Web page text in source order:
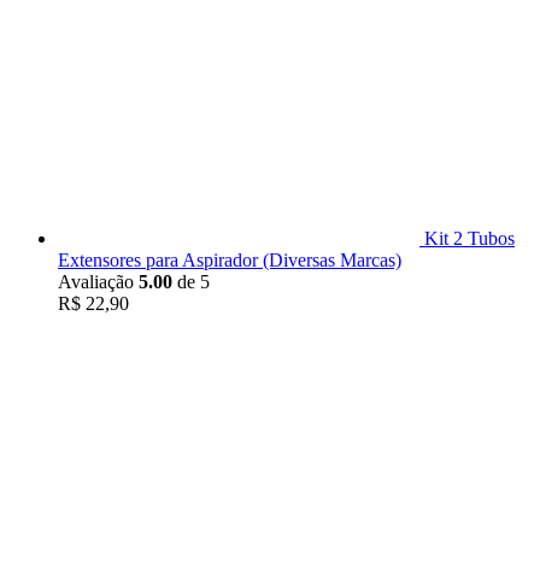
Kit 2 Tubos
Extensores para Aspirador (Diversas Marcas)
Avaliação 5.00 de 5
R$ 22,90